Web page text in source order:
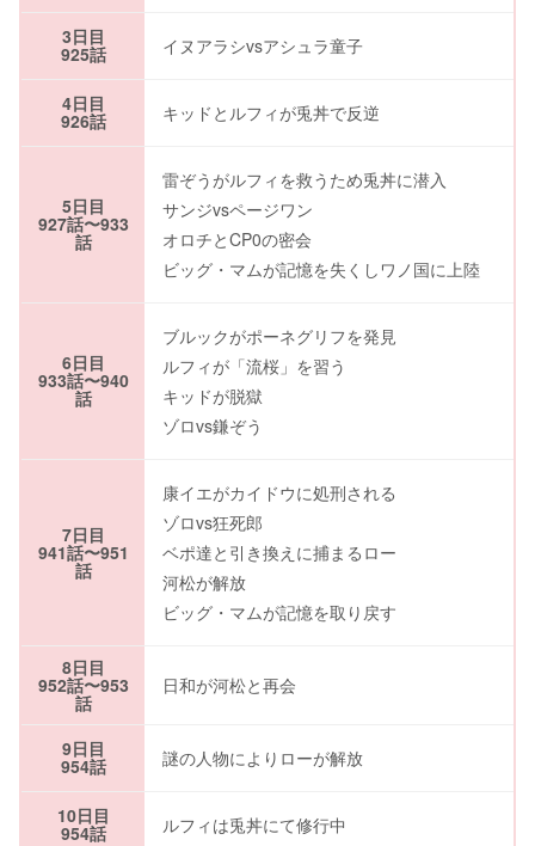
3日目
925話 イヌアラシvsアシュラ童子
4日目
926話 キッドとルフィが兎丼で反逆
5日目
927話〜933
話
雷ぞうがルフィを救うため兎丼に潜入
サンジvsページワン
オロチとCP0の密会
ビッグ・マムが記憶を失くしワノ国に上陸
6日目
933話〜940
話
ブルックがポーネグリフを発見
ルフィが「流桜」を習う
キッドが脱獄
ゾロvs鎌ぞう
7日目
941話〜951
話
康イエがカイドウに処刑される
ゾロvs狂死郎
ベポ達と引き換えに捕まるロー
河松が解放
ビッグ・マムが記憶を取り戻す
8日目
952話〜953
話
日和が河松と再会
9日目
954話 謎の人物によりローが解放
10日目
954話 ルフィは兎丼にて修行中